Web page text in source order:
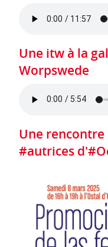
Une itw à la
Worpswede
Une
#autrices